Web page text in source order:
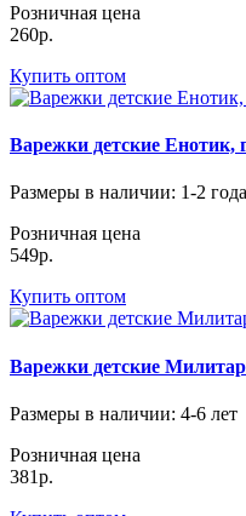
Розничная цена
260р.
Купить оптом
Варежки детские Енотик,
Размеры в наличии: 1-2 года
Розничная цена
549р.
Купить оптом
Варежки детские
Размеры в наличии: 4-6 лет
Розничная цена
381р.